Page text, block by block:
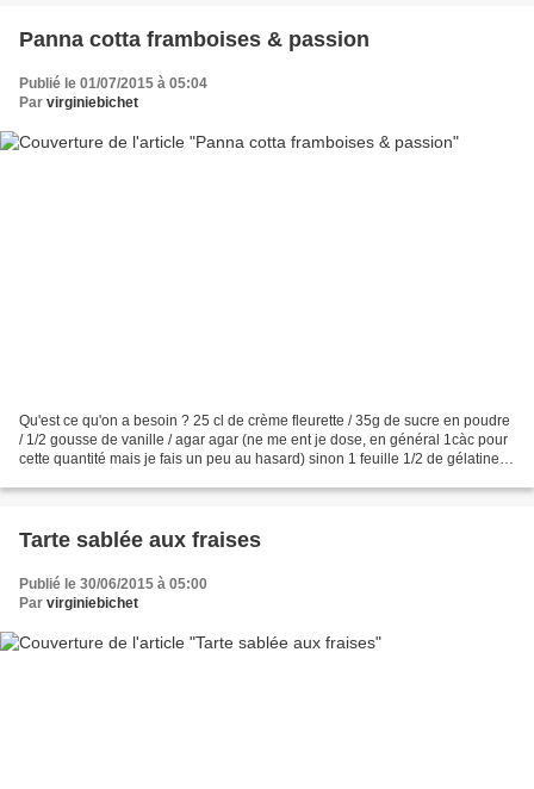
Panna cotta framboises & passion
Publié le 01/07/2015 à 05:04
Par virginiebichet
Qu'est ce qu'on a besoin ? 25 cl de crème fleurette / 35g de sucre en poudre
/ 1/2 gousse de vanille / agar agar (ne me ent je dose, en général 1càc pour
cette quantité mais je fais un peu au hasard) sinon 1 feuille 1/2 de gélatine
Tarte sablée aux fraises
Publié le 30/06/2015 à 05:00
Par virginiebichet